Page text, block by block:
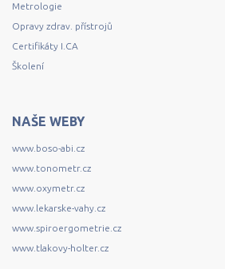
Metrologie
Opravy zdrav. přístrojů
Certifikáty I.CA
Školení
NAŠE WEBY
www.boso-abi.cz
www.tonometr.cz
www.oxymetr.cz
www.lekarske-vahy.cz
www.spiroergometrie.cz
www.tlakovy-holter.cz